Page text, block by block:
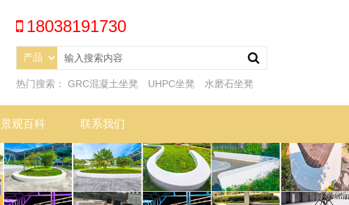
18038191730
热门搜索： GRC混凝土坐凳 UHPC坐凳 水磨石坐凳
景观百科 联系我们